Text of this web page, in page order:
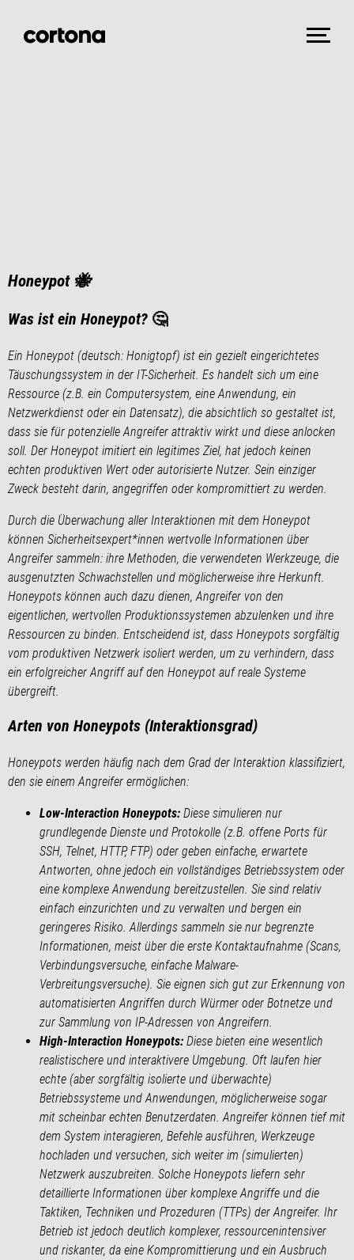
Honeypot 🐝
Was ist ein Honeypot? 🤔
Ein Honeypot (deutsch: Honigtopf) ist ein gezielt eingerichtetes
Täuschungssystem in der IT-Sicherheit. Es handelt sich um eine
Ressource (z.B. ein Computersystem, eine Anwendung, ein
Netzwerkdienst oder ein Datensatz), die absichtlich so gestaltet ist,
dass sie für potenzielle Angreifer attraktiv wirkt und diese anlocken
soll. Der Honeypot imitiert ein legitimes Ziel, hat jedoch keinen
echten produktiven Wert oder autorisierte Nutzer. Sein einziger
Zweck besteht darin, angegriffen oder kompromittiert zu werden.
Durch die Überwachung aller Interaktionen mit dem Honeypot
können Sicherheitsexpert*innen wertvolle Informationen über
Angreifer sammeln: ihre Methoden, die verwendeten Werkzeuge, die
ausgenutzten Schwachstellen und möglicherweise ihre Herkunft.
Honeypots können auch dazu dienen, Angreifer von den
eigentlichen, wertvollen Produktionssystemen abzulenken und ihre
Ressourcen zu binden. Entscheidend ist, dass Honeypots sorgfältig
vom produktiven Netzwerk isoliert werden, um zu verhindern, dass
ein erfolgreicher Angriff auf den Honeypot auf reale Systeme
übergreift.
Arten von Honeypots (Interaktionsgrad)
Honeypots werden häufig nach dem Grad der Interaktion klassifiziert,
den sie einem Angreifer ermöglichen:
Low-Interaction Honeypots: Diese simulieren nur
grundlegende Dienste und Protokolle (z.B. offene Ports für
SSH, Telnet, HTTP, FTP) oder geben einfache, erwartete
Antworten, ohne jedoch ein vollständiges Betriebssystem oder
eine komplexe Anwendung bereitzustellen. Sie sind relativ
einfach einzurichten und zu verwalten und bergen ein
geringeres Risiko. Allerdings sammeln sie nur begrenzte
Informationen, meist über die erste Kontaktaufnahme (Scans,
Verbindungsversuche, einfache Malware-
Verbreitungsversuche). Sie eignen sich gut zur Erkennung von
automatisierten Angriffen durch Würmer oder Botnetze und
zur Sammlung von IP-Adressen von Angreifern.
High-Interaction Honeypots: Diese bieten eine wesentlich
realistischere und interaktivere Umgebung. Oft laufen hier
echte (aber sorgfältig isolierte und überwachte)
Betriebssysteme und Anwendungen, möglicherweise sogar
mit scheinbar echten Benutzerdaten. Angreifer können tief mit
dem System interagieren, Befehle ausführen, Werkzeuge
hochladen und versuchen, sich weiter im (simulierten)
Netzwerk auszubreiten. Solche Honeypots liefern sehr
detaillierte Informationen über komplexe Angriffe und die
Taktiken, Techniken und Prozeduren (TTPs) der Angreifer. Ihr
Betrieb ist jedoch deutlich komplexer, ressourcenintensiver
und riskanter, da eine Kompromittierung und ein Ausbruch